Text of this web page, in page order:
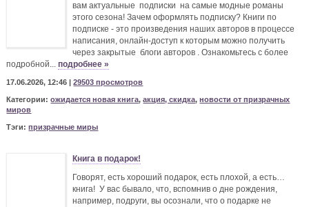
вам актуальные подписки на самые модные романы
этого сезона! Зачем оформлять подписку? Книги по
подписке - это произведения наших авторов в процессе
написания, онлайн-доступ к которым можно получить
через закрытые блоги авторов . Ознакомьтесь с более
подробной...подробнее »
17.06.2026, 12:46 |29503 просмотров
Категории:ожидается новая книга,акция, скидка,новости от призрачных
миров
Тэги:призрачные миры
Книга в подарок!
Говорят, есть хороший подарок, есть плохой, а есть…
книга! У вас бывало, что, вспомнив о дне рождения,
например, подруги, вы осознали, что о подарке не